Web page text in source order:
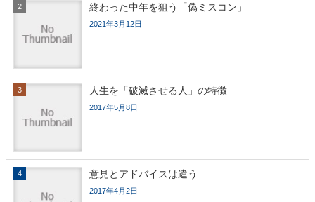
終わった中年を狙う「偽ミスコン」
2021年3月12日
人生を「破滅させる人」の特徴
2017年5月8日
意見とアドバイスは違う
2017年4月2日